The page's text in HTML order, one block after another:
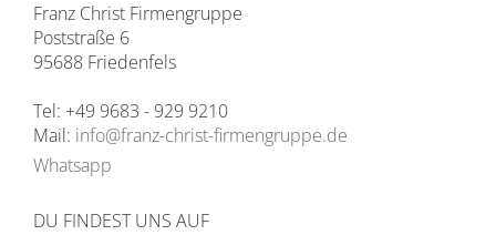
Franz Christ Firmengruppe
Poststraße 6
95688 Friedenfels
Tel: +49 9683 - 929 9210
Mail: info@franz-christ-firmengruppe.de
Whatsapp
DU FINDEST UNS AUF